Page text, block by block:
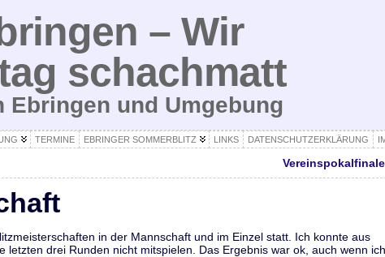
– Wir
schachmatt
und Umgebung
TERMINE EBRINGER SOMMERBLITZ LINKS DATENSCHUTZERKLÄRUNG
Vereinspokalfinale
in der Mannschaft und im Einzel statt. Ich konnte aus
drei Runden nicht mitspielen. Das Ergebnis war ok, auch wenn ich